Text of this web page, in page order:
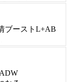
ブーストL+AB